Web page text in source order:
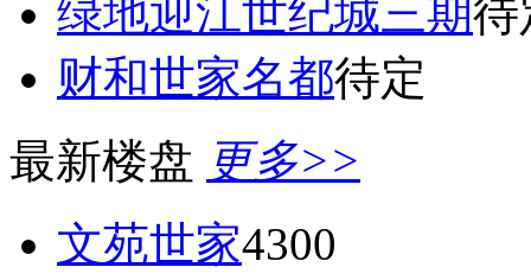
绿地迎江世纪城三期待
财和世家名都待定
最新楼盘 更多>>
文苑世家4300